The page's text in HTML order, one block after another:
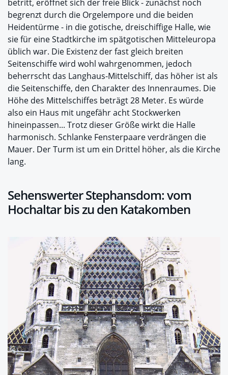
betritt, eröffnet sich der freie Blick - zunächst noch
begrenzt durch die Orgelempore und die beiden
Heidentürme - in die gotische, dreischiffige Halle, wie
sie für eine Stadtkirche im spätgotischen Mitteleuropa
üblich war. Die Existenz der fast gleich breiten
Seitenschiffe wird wohl wahrgenommen, jedoch
beherrscht das Langhaus-Mittelschiff, das höher ist als
die Seitenschiffe, den Charakter des Innenraumes. Die
Höhe des Mittelschiffes beträgt 28 Meter. Es würde
also ein Haus mit ungefähr acht Stockwerken
hineinpassen... Trotz dieser Größe wirkt die Halle
harmonisch. Schlanke Fensterpaare verdrängen die
Mauer. Der Turm ist um ein Drittel höher, als die Kirche
lang.
Sehenswerter Stephansdom: vom
Hochaltar bis zu den Katakomben